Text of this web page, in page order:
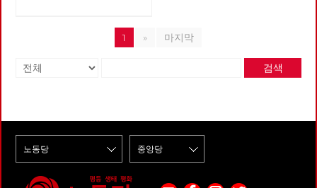
공학적 정치 때문에 진보는 쪼그
라든 반면, 민주당은 다시 집권
도 하고 이제는 개헌도 가능한
의석수까지 차지했다. 이후 문재
인 정권은 박근혜가 추진하던 노
손보는 열의를 보였다. 그런데,
선거 때마다 이런 정치세력에 대
한 비판적 지지와 후보 단일화를
보지 못했다. 지난 20년 동안 깨
리 나라의 지자체들이 대기업 유
된 지역 경제를 살리려고 대기업
본사도 아닌 분공장을 유치하는
업의 분공장이나 RND 센터를
업을 유치해야 한다는 패러다임
에서 벗어나지 못하는 거다. 대
경제 이론의 계승자라고 할 수
만은 1929년도에 출간한 《자본
주의 체제의 축적과 붕괴의 법
칙》이란 저서의 이론적 결론 부
제는 그 내적인 경제적 메카니즘
의해 지배 받는다.”라고 하여 아
무런 이론적 설명 없이 엔트로피
법칙을 꺼내 놓고 있는 점이 특
과 순환의 관점을 자본주의 경제
케랄라에는 문맹자가 거의 없다.
지라는 민주적 방식을 통해 부와
권력의 탈중앙집권을 추구한 결
과다.”[5] 아리얀 시장이 21살의
당선될 수 있었던 것은 식민지
시절부터 이어오던 정당을 중심
에 두고 움직이는 다양한 의제조
다. 여성운동의 예를 들어 케랄
일한 대중교통인 시내버스를 민
간의 탐욕스러운 아가리에 던져
거 시장 후보들에게 완전 공영제
천국 춘천시”를 만들겠다며 시
장에 당선되었다. 그러나 폭망
한 시내버스 해결 방법은 우리와
너무 달랐다. 검증도 되지 않은
녹색시민협동조합에 73억 짜리
1 » 마지막
검색